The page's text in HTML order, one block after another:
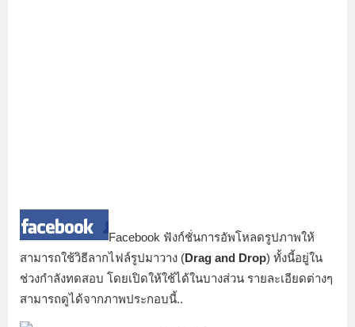
Facebook ฟังก์ชั่นการอัพโหลดรูปภาพให้
สามารถใช้วิธีลากไฟล์รูปมาวาง (Drag and Drop) ทั้งนี้อยู่ใน
ช่วงกำลังทดสอบ โดยเปิดให้ใช้ได้ในบางส่วน รายละเอียดต่างๆ
สามารถดูได้จากภาพประกอบนี้..